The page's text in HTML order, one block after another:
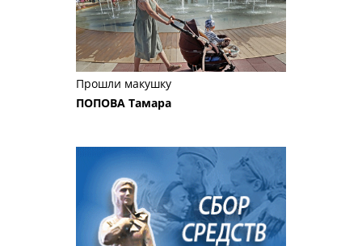
Прошли макушку
ПОПОВА Тамара